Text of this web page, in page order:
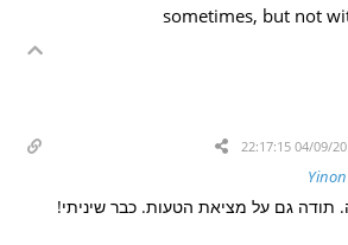
sometimes, but not
גם על מציאת הטעות. כבר שיניתי!